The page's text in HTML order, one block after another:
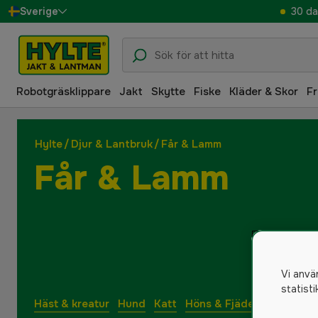
Sverige
Danmark
Suomi
Norge
30
Robotgräsklippare Jakt Skytte Fiske Kläder & Skor
Hylte/ Djur & Lantbruk/ Får & Lamm
Får & Lamm
Häst & kreatur Hund Katt Höns & Fjäderfä
Vi